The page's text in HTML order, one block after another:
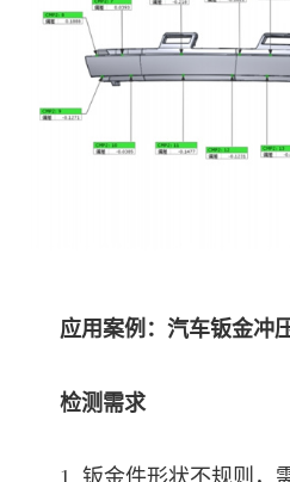
应用案例：汽车钣金冲
检测需求